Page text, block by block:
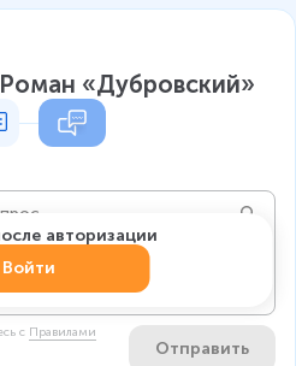
«Дубровский»
c Правилами
Отправить
авторизации
Войти